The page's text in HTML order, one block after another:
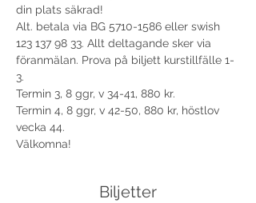
din plats säkrad!
Alt. betala via BG 5710-1586 eller swish
123 137 98 33. Allt deltagande sker via
föranmälan. Prova på biljett kurstillfälle 1-
3.
Termin 3, 8 ggr, v 34-41, 880 kr.
Termin 4, 8 ggr, v 42-50, 880 kr, höstlov
vecka 44.
Välkomna!
Biljetter